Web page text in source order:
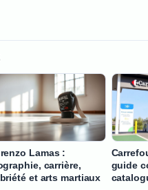
Lamas :
carrière,
et arts martiaux
guide